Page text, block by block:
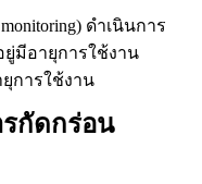
ดำเนินการ
มีอายุการใช้งาน
การใช้งาน
กัดกร่อน